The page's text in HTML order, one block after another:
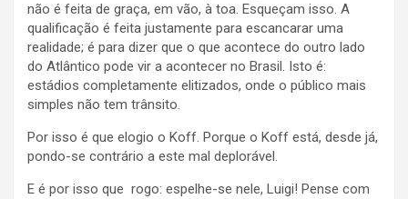
não é feita de graça, em vão, à toa. Esqueçam isso. A
qualificação é feita justamente para escancarar uma
realidade; é para dizer que o que acontece do outro lado
do Atlântico pode vir a acontecer no Brasil. Isto é:
estádios completamente elitizados, onde o público mais
simples não tem trânsito.
Por isso é que elogio o Koff. Porque o Koff está, desde já,
pondo-se contrário a este mal deplorável.
E é por isso que rogo: espelhe-se nele, Luigi! Pense com